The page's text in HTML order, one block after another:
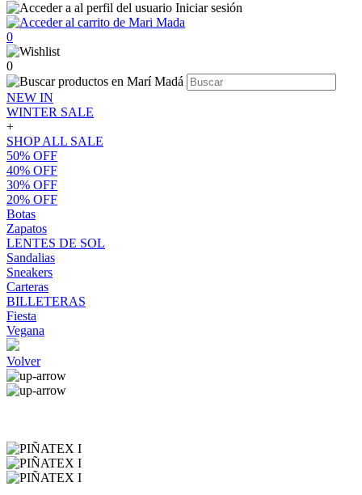
Iniciar sesión
0
0
NEW IN
WINTER SALE
+
SHOP ALL SALE
50% OFF
40% OFF
30% OFF
20% OFF
Botas
Zapatos
LENTES DE SOL
Sandalias
Sneakers
Carteras
BILLETERAS
Fiesta
Vegana
Volver